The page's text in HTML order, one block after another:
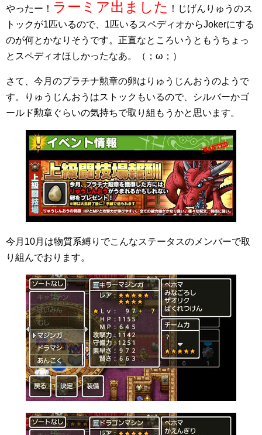
やったー！ ラーミア出ました
！じげんりゅうのス
トックが1匹いるので、1匹いるスペディオからJokerにする
のが何とかなりそうです。正直なところいうともうちょっ
とスペディオほしかったなあ。（；ω；）
さて、今月のプラチナ勲章の卵はりゅうじんおうのようで
す。りゅうじんおうはストックもいるので、シルバーかゴ
ールド勲章ぐらいの気持ちで取り組もうかと思います。
今月10月は物質系縛りでこんなステータスのメンバーで取
り組んでおります。